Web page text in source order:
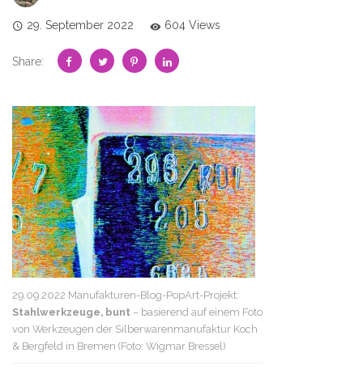
29. September 2022 604 Views
Share:
29.09.2022 Manufakturen-Blog-PopArt-Projekt:
Stahlwerkzeuge, bunt – basierend auf einem Foto
von Werkzeugen der Silberwarenmanufaktur Koch
& Bergfeld in Bremen (Foto: Wigmar Bressel)